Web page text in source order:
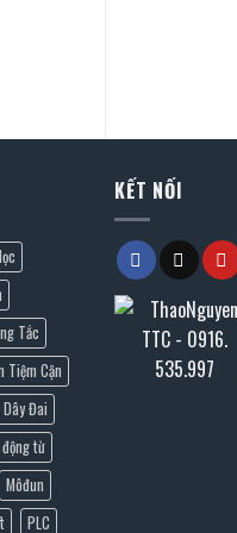
Tắc
Tiệm Cận
Dây Đai
từ
Môđun
PLC
KẾT NỐI